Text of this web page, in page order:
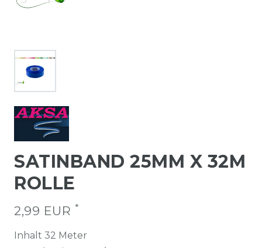
SATINBAND 25MM X 32M
ROLLE
2,99 EUR *
Inhalt 32 Meter